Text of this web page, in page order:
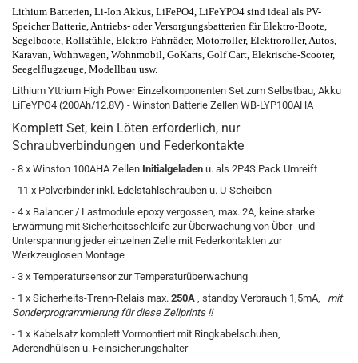
Lithium Batterien, Li-Ion Akkus, LiFePO4, LiFeYPO4 sind ideal als PV-
Speicher Batterie, Antriebs- oder Versorgungsbatterien fürElektro-Boote,
Segelboote, Rollstühle, Elektro-Fahrräder, Motorroller, Elektroroller,Autos,
Karavan, Wohnwagen, Wohnmobil, GoKarts, Golf Cart, Elekrische-Scooter,
Seegelflugzeuge, Modellbau usw.
Lithium Yttrium High Power Einzelkomponenten Set zum Selbstbau, Akku
LiFeYPO4 (200Ah/12.8V) - Winston Batterie Zellen WB-LYP100AHA
Komplett Set, kein Löten erforderlich, nur
Schraubverbindungen und Federkontakte
- 8 x Winston 100AHA Zellen Initialgeladen u. als 2P4S Pack Umreift
- 11 x Polverbinder inkl. Edelstahlschrauben u. U-Scheiben
- 4 x Balancer / Lastmodule epoxy vergossen, max. 2A, keine starke
Erwärmung mit Sicherheitsschleife zur Überwachung von Über- und
Unterspannung jeder einzelnen Zelle mit Federkontakten zur
Werkzeuglosen Montage
- 3 x Temperatursensor zur Temperaturüberwachung
- 1 x Sicherheits-Trenn-Relais max. 250A , standby Verbrauch 1,5mA, mit
Sonderprogrammierung für diese Zellprints !!
- 1 x Kabelsatz komplett Vormontiert mit Ringkabelschuhen,
Aderendhülsen u. Feinsicherungshalter